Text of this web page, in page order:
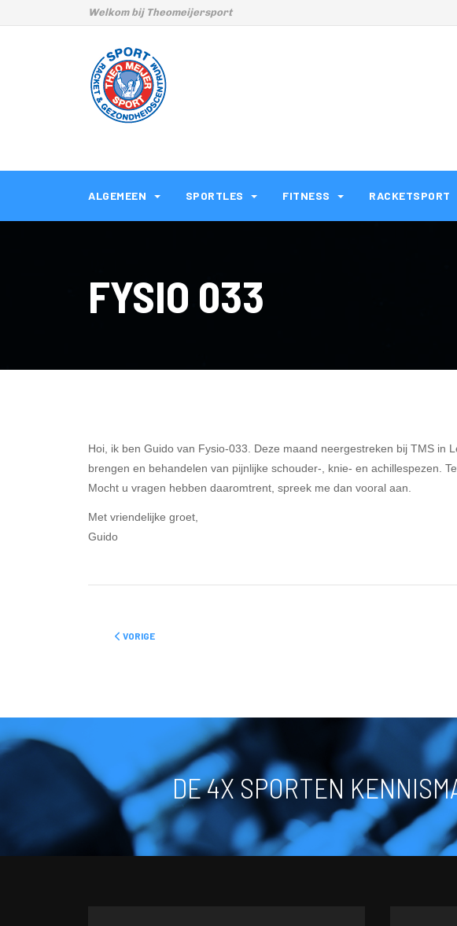
Welkom bij Theomeijersport
ALGEMEEN SPORTLES FITNESS RACKETSPORT
FYSIO 033
Hoi, ik ben Guido van Fysio-033. Deze maand neergestreken bij TMS in
brengen en behandelen van pijnlijke schouder-, knie- en achillespezen.
Mocht u vragen hebben daaromtrent, spreek me dan vooral aan.
Met vriendelijke groet,
Guido
VORIG ARTIKEL: KINDEROPVANG
VORIGE
DE 4X SPORTEN